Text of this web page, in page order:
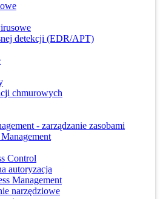
detekcji (EDR/APT)
chmurowych
- zarządzanie zasobami
Control
autoryzacja
Management
narzędziowe